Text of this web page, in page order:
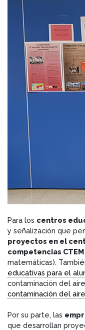
Para los centros
y señalización que
proyectos en el
competencias CTEM
matemáticas).
educativas para el
contaminación del
contaminación del
Por su parte, las
que desarrollan